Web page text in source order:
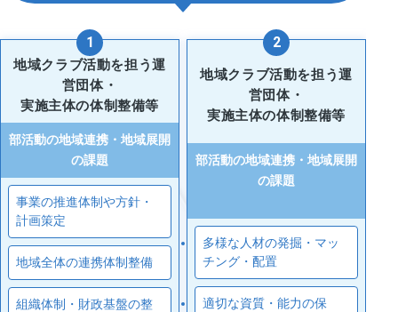
1
地域クラブ活動を担う運
営団体・
実施主体の体制整備等
部活動の地域連携・地域展開
の課題
事業の推進体制や方針・
計画策定
地域全体の連携体制整備
組織体制・財政基盤の整
2
地域クラブ活動を担う運
営団体・
実施主体の体制整備等
部活動の地域連携・地域展開
の課題
多様な人材の発掘・マッ
チング・配置
適切な資質・能力の保